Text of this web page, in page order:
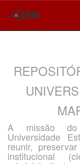
A missão do
Universidade
reunir,
institucional